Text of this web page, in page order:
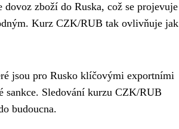
zboží do Ruska, což se projevuje
Kurz CZK/RUB tak ovlivňuje jak
jsou pro Rusko klíčovými exportními
sankce. Sledování kurzu CZK/RUB
budoucna.